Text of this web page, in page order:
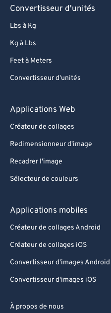
Convertisseur d'unités
Lbs à Kg
Kg à Lbs
Feet à Meters
Convertisseur d'unités
Applications Web
Créateur de collages
Redimensionneur d'image
Recadrer l'image
Sélecteur de couleurs
Applications mobiles
Créateur de collages Android
Créateur de collages iOS
Convertisseur d'images Android
Convertisseur d'images iOS
À propos de nous